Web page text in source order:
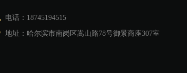
电话：18745194515
地址：哈尔滨市南岗区嵩山路78号御景商座307室